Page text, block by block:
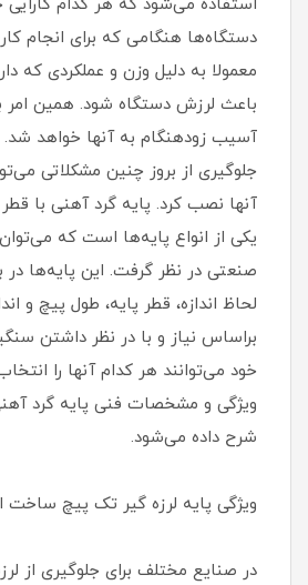
استفاده می‌شود که هر کدام کارایی
دستگاه‌ها هنگامی که برای انجام
معمولا به دلیل وزن و عملکردی که
باعث لرزش دستگاه شود. همین امر
آسیب زودهنگام به آنها خواهد شد.
جلوگیری از بروز چنین مشکلاتی
آنها نصب کرد. پایه گرد آهنی با
یکی از انواع پایه‌ها است که
صنعتی در نظر گرفت. این پایه‌ها در
لحاظ اندازه، قطر پایه، طول پیچ و
براساس نیاز و با در نظر داشتن
خود می‌توانند هر کدام آنها را
شرح داده می‌شود.
ویژگی پایه لرزه گیر تک پیچ ساخت
در صنایع مختلف برای جلوگیری از